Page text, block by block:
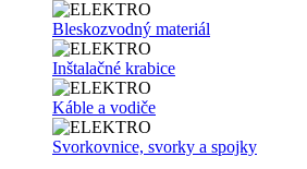
Bleskozvodný materiál
Inštalačné krabice
Káble a vodiče
Svorkovnice, svorky a spojky